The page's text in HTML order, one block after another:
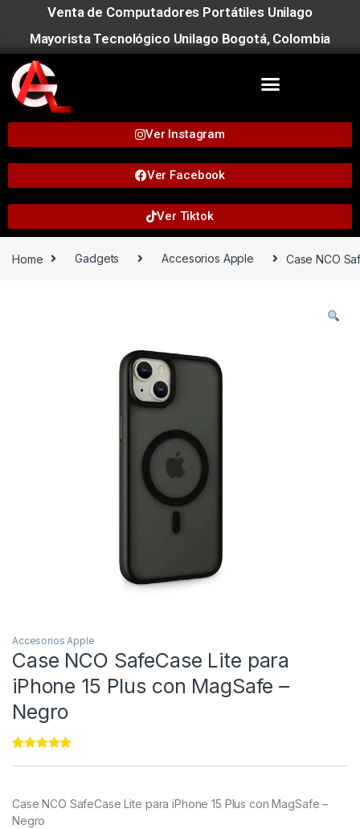
Venta de Computadores Portátiles Unilago
Mayorista Tecnológico Unilago Bogotá, Colombia
Ver Instagram
Ver Facebook
Ver Tiktok
Home Gadgets Accesorios Apple Case NCO
Accesorios Apple
Case NCO SafeCase Lite para
iPhone 15 Plus con MagSafe –
Negro
ratings
Case NCO SafeCase Lite para iPhone 15 Plus con MagSafe –
Negro